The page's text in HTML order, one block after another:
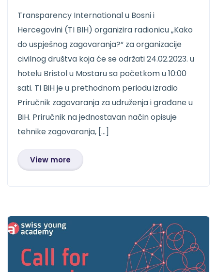
Transparency International u Bosni i
Hercegovini (TI BIH) organizira radionicu „Kako
do uspješnog zagovaranja?“ za organizacije
civilnog društva koja će se održati 24.02.2023. u
hotelu Bristol u Mostaru sa početkom u 10:00
sati. TI BiH je u prethodnom periodu izradio
Priručnik zagovaranja za udruženja i građane u
BiH. Priručnik na jednostavan način opisuje
tehnike zagovaranja, […]
View more